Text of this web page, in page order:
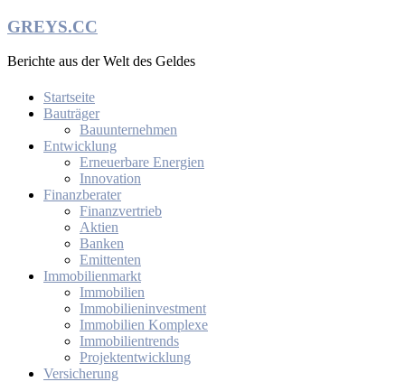
Zum
springen
GREYS.CC
Berichte aus der Welt des Geldes
Startseite
Bauträger
Bauunternehmen
Entwicklung
Erneuerbare Energien
Innovation
Finanzberater
Finanzvertrieb
Aktien
Banken
Emittenten
Immobilienmarkt
Immobilien
Immobilieninvestment
Immobilien Komplexe
Immobilientrends
Projektentwicklung
Versicherung